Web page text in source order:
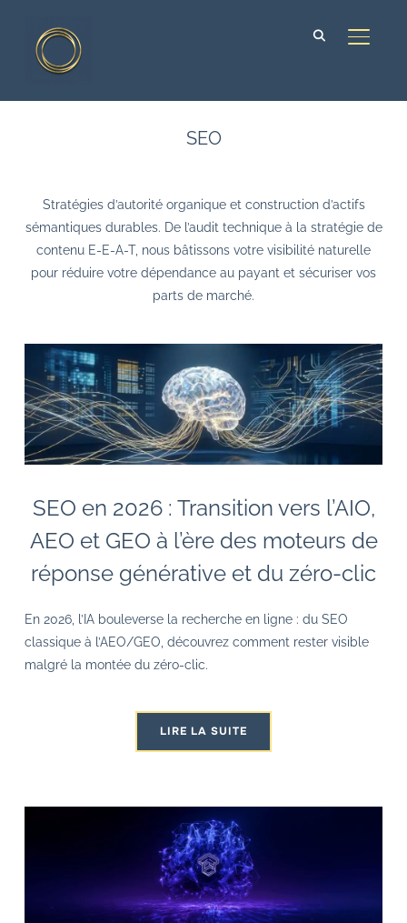
SEO
Stratégies d’autorité organique et construction d’actifs
sémantiques durables. De l’audit technique à la stratégie de
contenu E-E-A-T, nous bâtissons votre visibilité naturelle
pour réduire votre dépendance au payant et sécuriser vos
parts de marché.
SEO en 2026 : Transition vers l’AIO,
AEO et GEO à l’ère des moteurs de
réponse générative et du zéro-clic
En 2026, l’IA bouleverse la recherche en ligne : du SEO
classique à l’AEO/GEO, découvrez comment rester visible
malgré la montée du zéro-clic.
LIRE LA SUITE